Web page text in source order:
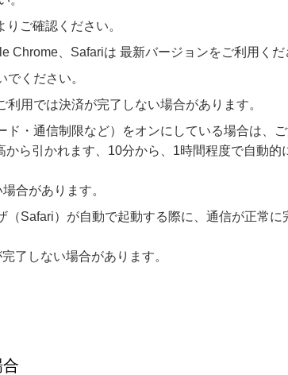
りご確認ください。
Chrome、Safariは 最新バージョンをご利用くだ
ください。
用では決済が完了しない場合があります。
・通信制限など）をオンにしている場合は、
ら引かれます、10分から、1時間程度で自動的
合があります。
Safari）が自動で起動する際に、通信が正常に
了しない場合があります。